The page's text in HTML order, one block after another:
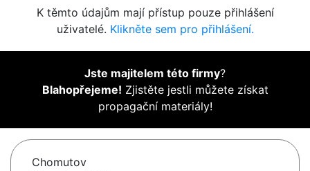
K těmto údajům mají přístup pouze přihlášení
uživatelé. Klikněte sem pro přihlášení.
Jste majitelem této firmy?
Blahopřejeme! Zjistěte jestli můžete získat
propagační materiály!
Chomutov